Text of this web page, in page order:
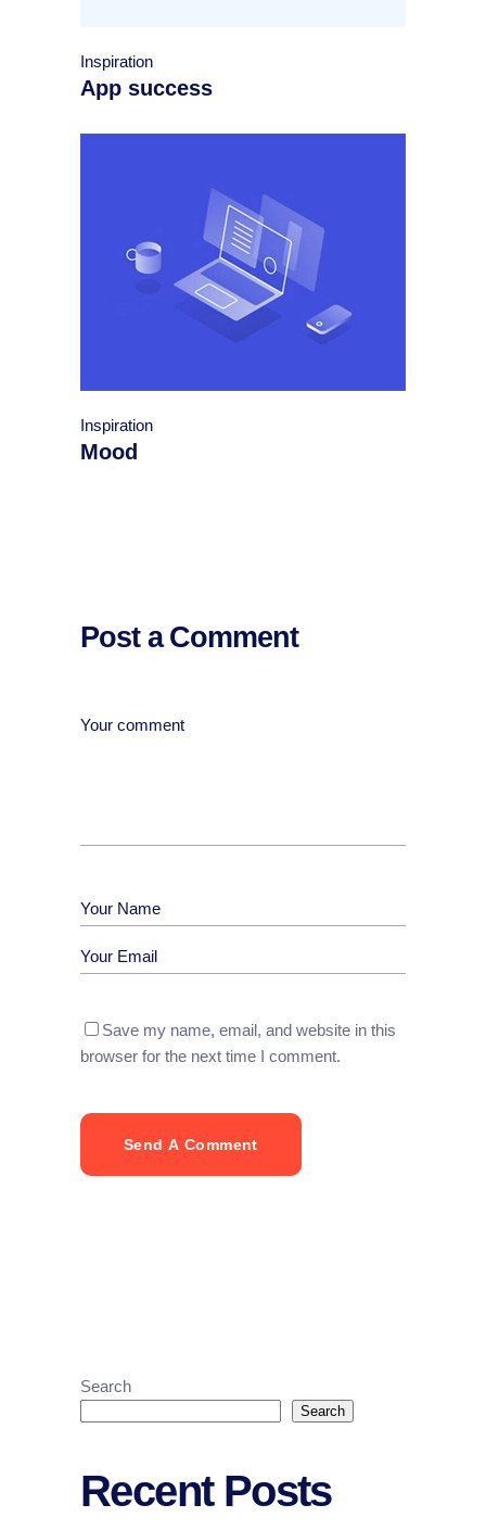
Inspiration
App success
Inspiration
Mood
Post a Comment
Save my name, email, and website in this
browser for the next time I comment.
Send A Comment
Search
Search
Recent Posts